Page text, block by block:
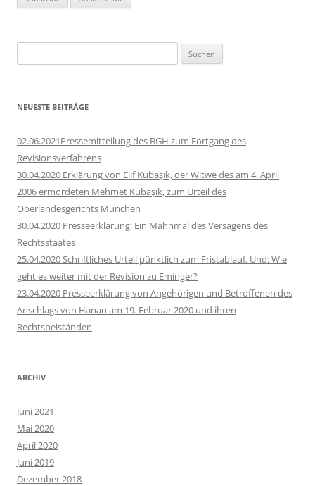
nach:
NEUESTE BEITRÄGE
02.06.2021Pressemitteilung des BGH zum Fortgang des
Revisionsverfahrens
30.04.2020 Erklärung von Elif Kubaşık, der Witwe des am 4. April
2006 ermordeten Mehmet Kubaşık, zum Urteil des
Oberlandesgerichts München
30.04.2020 Presseerklärung: Ein Mahnmal des Versagens des
Rechtsstaates
25.04.2020 Schriftliches Urteil pünktlich zum Fristablauf. Und: Wie
geht es weiter mit der Revision zu Eminger?
23.04.2020 Presseerklärung von Angehörigen und Betroffenen des
Anschlags von Hanau am 19. Februar 2020 und ihren
Rechtsbeiständen
ARCHIV
Juni 2021
Mai 2020
April 2020
Juni 2019
Dezember 2018